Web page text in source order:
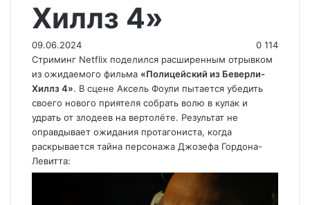
Хиллз 4»
09.06.2024 0 114
Стриминг Netflix поделился расширенным отрывком
из ожидаемого фильма «Полицейский из Беверли-
Хиллз 4». В сцене Аксель Фоули пытается убедить
своего нового приятеля собрать волю в кулак и
удрать от злодеев на вертолёте. Результат не
оправдывает ожидания протагониста, когда
раскрывается тайна персонажа Джозефа Гордона-
Левитта: